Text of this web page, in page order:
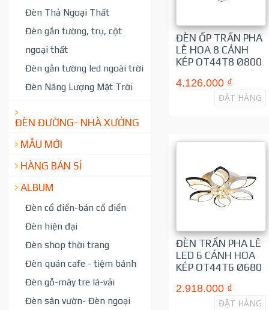
Đèn Thả Ngoại Thất
Đèn gắn tường, trụ, cột
ngoại thất
Đèn gắn tường led ngoài trời
Đèn Năng Lượng Mặt Trời
ĐÈN ĐƯỜNG- NHÀ XƯỞNG
MẪU MỚI
HÀNG BÁN SỈ
ALBUM
Đèn cổ điển-bán cổ điển
Đèn hiện đại
Đèn shop thời trang
Đèn quán cafe - tiệm bánh
Đèn gỗ-mây tre lá-vải
Đèn sân vườn- Đèn ngoại
ĐÈN ỐP TRẦN PHA
LÊ HOA 8 CÁNH
KÉP OT44T8 Ø800
4.126.000 ₫
ĐẶT HÀNG
ĐÈN TRẦN PHA LÊ
LED 6 CÁNH HOA
KÉP OT44T6 Ø680
2.918.000 ₫
ĐẶT HÀNG